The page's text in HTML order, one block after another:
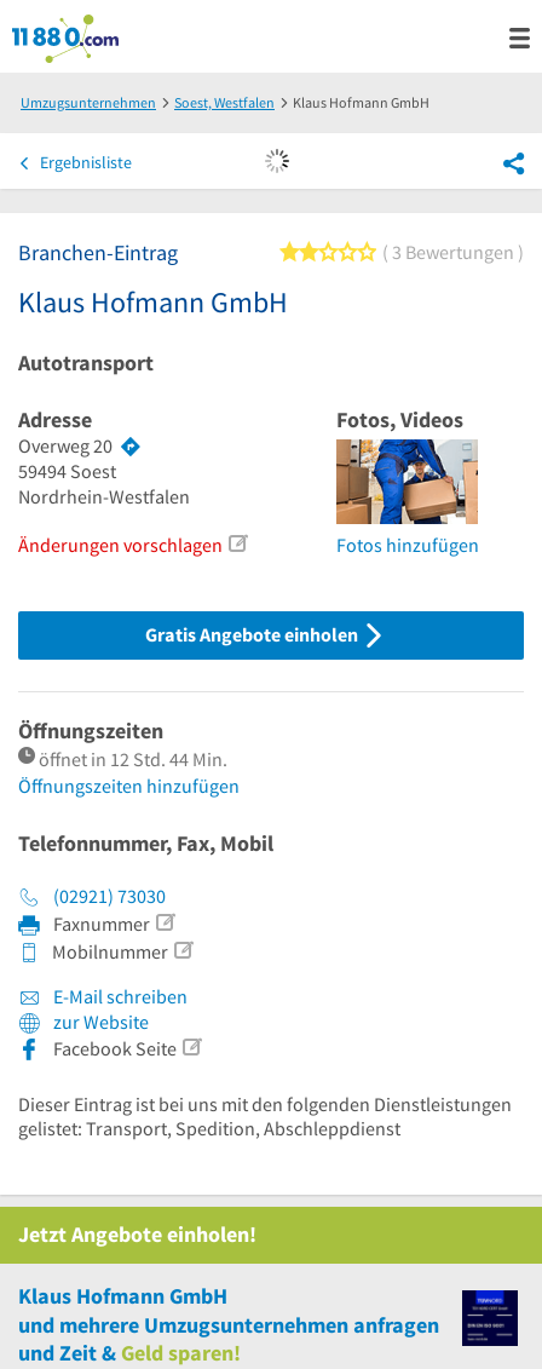
Umzugsunternehmen Soest, Westfalen Klaus Hofmann GmbH
Ergebnisliste
Branchen-Eintrag 2 von 5 Sternen
3 Bewertungen
Klaus Hofmann GmbH
Autotransport
Adresse
Overweg 20
59494 Soest
Nordrhein-Westfalen
Änderungen vorschlagen
Fotos, Videos
Fotos hinzufügen
Gratis Angebote einholen
Öffnungszeiten
öffnet in 12 Std. 44 Min.
Öffnungszeiten hinzufügen
Telefonnummer, Fax, Mobil
(02921) 73030
Faxnummer
Mobilnummer
E-Mail schreiben
zur Website
Facebook Seite
Dieser Eintrag ist bei uns mit den folgenden Dienstleistungen
gelistet: Transport, Spedition, Abschleppdienst
Jetzt Angebote einholen!
Klaus Hofmann GmbH
und mehrere Umzugsunternehmen anfragen
und Zeit &Geld sparen!